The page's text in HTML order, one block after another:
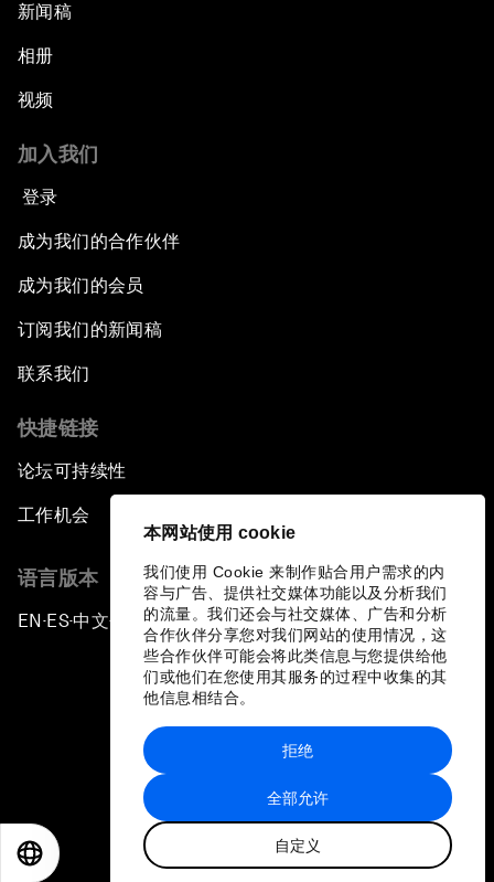
本网站使用 cookie
我们使用 Cookie 来制作贴合用户需求的内
容与广告、提供社交媒体功能以及分析我们
的流量。我们还会与社交媒体、广告和分析
合作伙伴分享您对我们网站的使用情况，这
些合作伙伴可能会将此类信息与您提供给他
们或他们在您使用其服务的过程中收集的其
他信息相结合。
全部允许
自定义
拒绝
新闻稿
相册
视频
加入我们
登录
成为我们的合作伙伴
成为我们的会员
订阅我们的新闻稿
联系我们
快捷链接
论坛可持续性
工作机会
语言版本
EN ▪ ES▪中文▪ 日本語
站点地图
世界经济论坛